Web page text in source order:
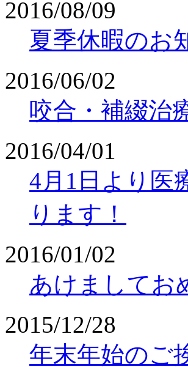
2016/08/09
夏季休暇のお
2016/06/02
咬合・補綴治
2016/04/01
4月1日より医
ります！
2016/01/02
あけましてお
2015/12/28
年末年始のご